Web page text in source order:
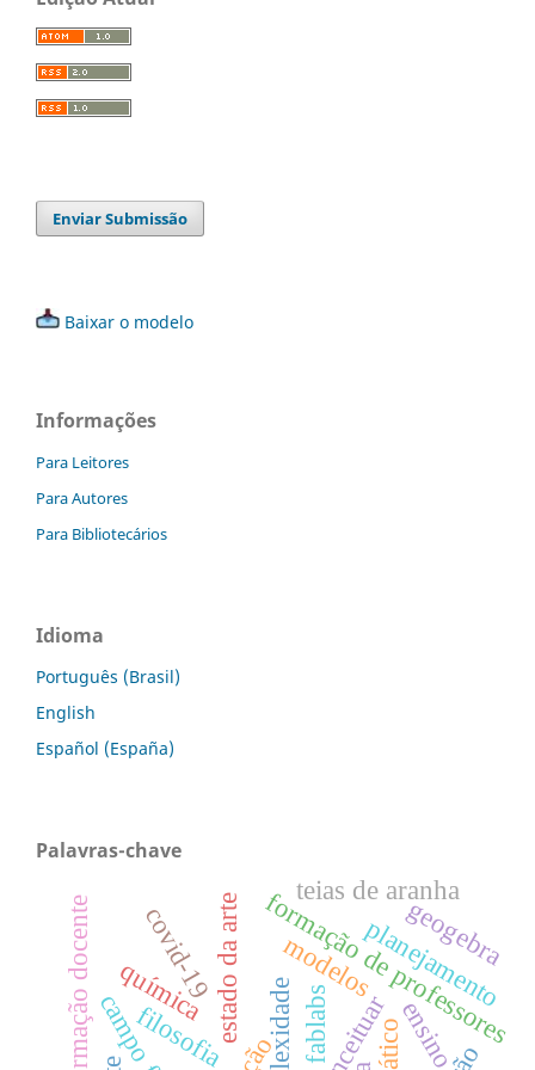
Enviar Submissão
Baixar o modelo
Informações
Para Leitores
Para Autores
Para Bibliotecários
Idioma
Português (Brasil)
English
Español (España)
Palavras-chave
estado da arte
filosofia formação de professores
covid-19
formação docente planejamento
modelos geogebra
teias de aranha
química fablabs ensino